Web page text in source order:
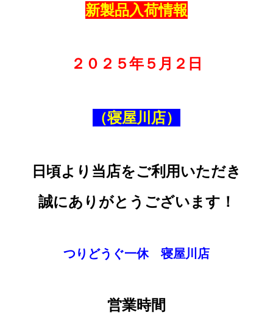
新製品入荷情報
２０２５年５月２ 日
（寝屋川店）
日頃より当店をご利用いただき
誠にありがとうございます！
つりどうぐ一休 寝屋川店
営業時間